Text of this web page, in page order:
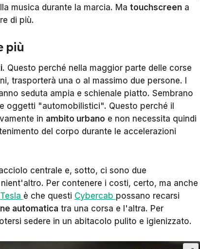
musica durante la marcia. Ma touchscreen a
di più.
più
. Questo perché nella maggior parte delle corse
trasporterà una o al massimo due persone. I
seduta ampia e schienale piatto. Sembrano
oggetti "automobilistici". Questo perché il
in ambito urbano e non necessita quindi
del corpo durante le accelerazioni
centrale e, sotto, ci sono due
Per contenere i costi, certo, ma anche
Tesla è che questi Cybercab possano recarsi
automatica tra una corsa e l'altra. Per
sedere in un abitacolo pulito e igienizzato.